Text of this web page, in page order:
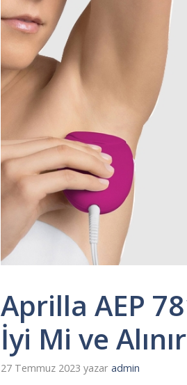
Aprilla AEP
İyi Mi ve
27 Temmuz 2023 yazar admin